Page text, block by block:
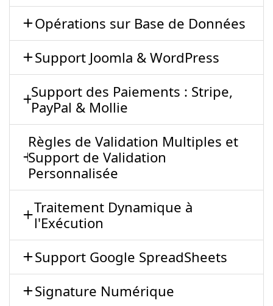
Opérations sur Base de Données
Support Joomla & WordPress
Support des Paiements : Stripe,
PayPal & Mollie
Règles de Validation Multiples et
Support de Validation
Personnalisée
Traitement Dynamique à
l'Exécution
Support Google SpreadSheets
Signature Numérique